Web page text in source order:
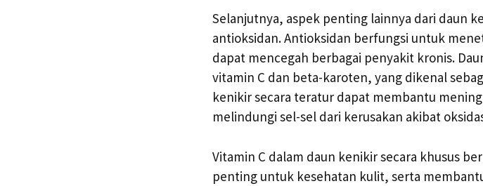
Selanjutnya, aspek penting lainnya dari daun
antioksidan. Antioksidan berfungsi untuk
dapat mencegah berbagai penyakit kronis.
vitamin C dan beta-karoten, yang dikenal
kenikir secara teratur dapat membantu
melindungi sel-sel dari kerusakan akibat
Vitamin C dalam daun kenikir secara khusus
penting untuk kesehatan kulit, serta